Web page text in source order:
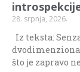
28. srpnja, 2026.
Iz teksta:
što je zapravo